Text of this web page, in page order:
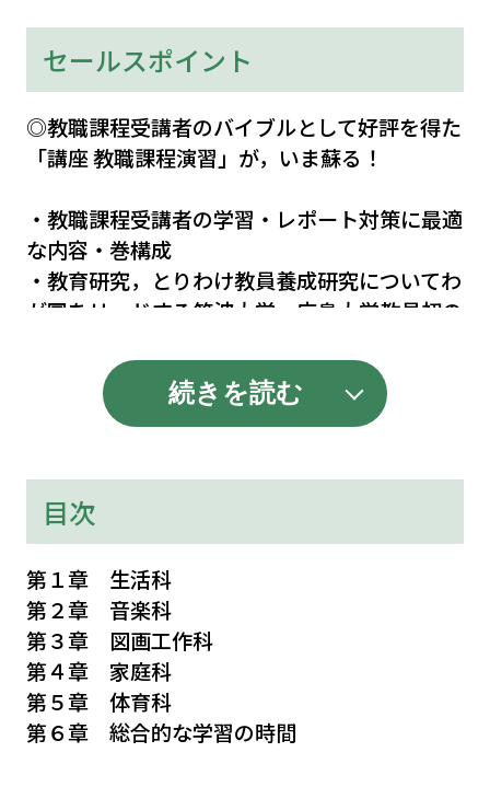
セールスポイント
◎教職課程受講者のバイブルとして好評を得た
「講座 教職課程演習」が，いま蘇る！
・教職課程受講者の学習・レポート対策に最適
な内容・巻構成
・教育研究，とりわけ教員養成研究についてわ
が国をリードする筑波大学，広島大学教員初の
・全巻，思考力・応用力を養う質問項目（Q）
と解答（A）で構成
実際に学校で子どもたちへ指導する教師，さら
には教師を指導する立場にあるスクールリーダ
書として，自信を持ってお届けします。
続きを読む
目次
第１章 生活科
第２章 音楽科
第３章 図画工作科
第４章 家庭科
第５章 体育科
第６章 総合的な学習の時間